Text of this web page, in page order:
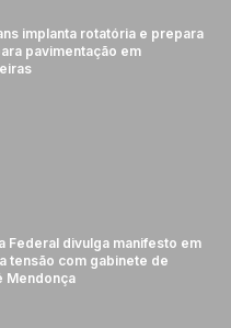
implanta rotatória e prepara
pavimentação em
Federal divulga manifesto em
tensão com gabinete de
Mendonça